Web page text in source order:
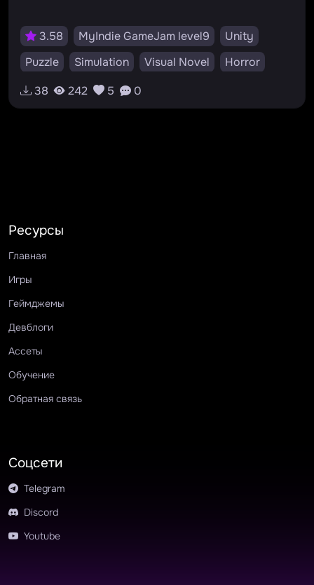
3.58 MyIndie GameJam level9
Unity
Puzzle
Simulation Visual Novel
Horror
v0.1
RU #культ
#пентаграмма
#зелья
#квест
38 242 5 0
Ресурсы
Главная
Игры
Геймджемы
Девблоги
Ассеты
Обучение
Обратная связь
Соцсети
Telegram
Discord
Youtube